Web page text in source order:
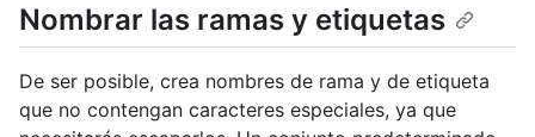
Nombrar las ramas y etiquetas
De ser posible, crea nombres de rama y de etiqueta
que no contengan caracteres especiales, ya que